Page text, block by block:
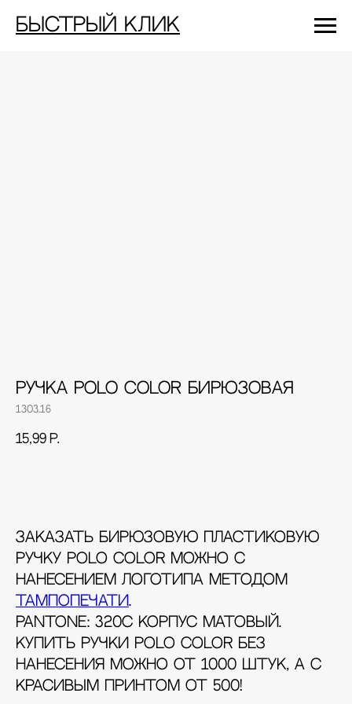
Быстрый Клик
Ручка POLO COLOR бирюзовая
1303.16
15,99 р.
Заказать бирюзовую пластиковую
ручку POLO COLOR можно с
нанесением логотипа методом
тампопечати.
Pantone: 320C Корпус матовый.
Купить ручки POLO COLOR без
нанесения можно от 1000 штук, а с
красивым принтом от 500!